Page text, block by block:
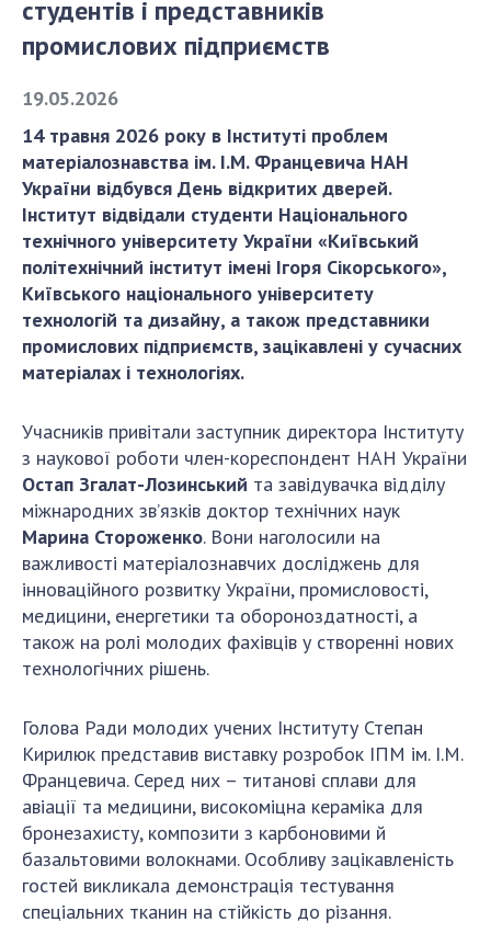
СТРУКТУРА
Президія НАН України
Апарат Президії
Секція фізико-технічних і математичних
наук
Секція хімічних і біологічних наук
Секція суспільних і гуманітарних наук
Установи при Президії
Ради, комітети та комісії
Наукові центри МОН та НАН України
ДІЯЛЬНІСТЬ
Засідання Президії НАН України
Сесії Загальних зборів НАН України
Річні звіти НАН України
Річні фінансові звіти НАН України
Охорона прав інтелектуальної власності та
трансфер технологій в наукових установах
Наукові об'єкти, що становлять національне
надбання
Центри колективного користування
науковими приладами НАН України
Оцінювання ефективності діяльності
наукових установ
студентів і представників
промислових підприємств
19.05.2026
14 травня 2026 року в Інституті проблем
матеріалознавства ім. І.М. Францевича НАН
України відбувся День відкритих дверей.
Інститут відвідали студенти Національного
технічного університету України «Київський
політехнічний інститут імені Ігоря Сікорського»,
Київського національного університету
технологій та дизайну, а також представники
промислових підприємств, зацікавлені у сучасних
матеріалах і технологіях.
Учасників привітали заступник директора Інституту
з наукової роботи член-кореспондент НАН України
Остап Згалат-Лозинський та завідувачка відділу
міжнародних зв’язків доктор технічних наук
Марина Стороженко. Вони наголосили на
важливості матеріалознавчих досліджень для
інноваційного розвитку України, промисловості,
медицини, енергетики та обороноздатності, а
також на ролі молодих фахівців у створенні нових
технологічних рішень.
Голова Ради молодих учених Інституту Степан
Кирилюк представив виставку розробок ІПМ ім. І.М.
Францевича. Серед них – титанові сплави для
авіації та медицини, високоміцна кераміка для
бронезахисту, композити з карбоновими й
базальтовими волокнами. Особливу зацікавленість
гостей викликала демонстрація тестування
спеціальних тканин на стійкість до різання.